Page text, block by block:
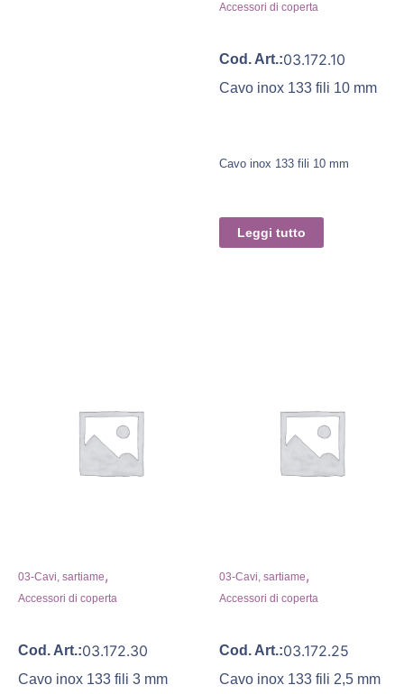
Accessori di coperta
Cod. Art.:03.172.10
Cavo inox 133 fili 10 mm
Cavo inox 133 fili 10 mm
Leggi tutto
03-Cavi, sartiame,
Accessori di coperta
Cod. Art.:03.172.30
Cavo inox 133 fili 3 mm
03-Cavi, sartiame,
Accessori di coperta
Cod. Art.:03.172.25
Cavo inox 133 fili 2,5 mm